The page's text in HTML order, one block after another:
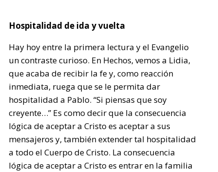
Hospitalidad de ida y vuelta
Hay hoy entre la primera lectura y el Evangelio
un contraste curioso. En Hechos, vemos a Lidia,
que acaba de recibir la fe y, como reacción
inmediata, ruega que se le permita dar
hospitalidad a Pablo. “Si piensas que soy
creyente…” Es como decir que la consecuencia
lógica de aceptar a Cristo es aceptar a sus
mensajeros y, también extender tal hospitalidad
a todo el Cuerpo de Cristo. La consecuencia
lógica de aceptar a Cristo es entrar en la familia